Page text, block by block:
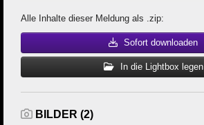
Alle Inhalte dieser Meldung als .zip:
Sofort downloaden
In die Lightbox legen
BILDER (2)